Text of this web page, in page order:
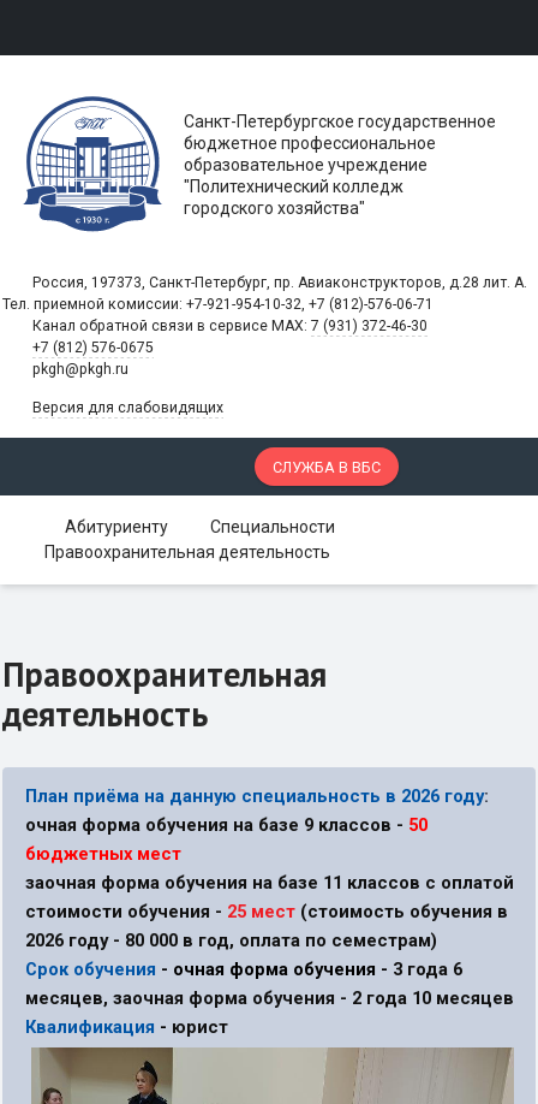
Санкт-Петербургское государственное
бюджетное профессиональное
образовательное учреждение
"Политехнический колледж
городского хозяйства"
Россия, 197373, Санкт-Петербург, пр. Авиаконструкторов, д.28 лит. A.
Тел. приемной комиссии: +7-921-954-10-32, +7 (812)-576-06-71
Канал обратной связи в сервисе MAX: 7 (931) 372-46-30
+7 (812) 576-0675
pkgh@pkgh.ru
Версия для слабовидящих
СЛУЖБА В ВБС
Абитуриенту
Специальности
Правоохранительная деятельность
Правоохранительная
деятельность
План приёма на данную специальность в 2026 году:
очная форма обучения на базе 9 классов - 50
бюджетных мест
заочная форма обучения на базе 11 классов с оплатой
стоимости обучения - 25 мест (стоимость обучения в
2026 году - 80 000 в год, оплата по семестрам)
Срок обучения - очная форма обучения - 3 года 6
месяцев, заочная форма обучения - 2 года 10 месяцев
Квалификация - юрист